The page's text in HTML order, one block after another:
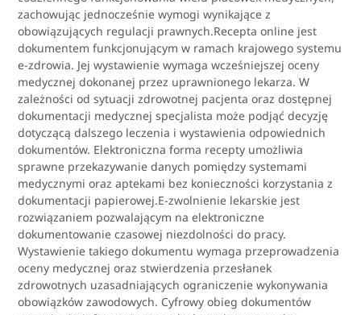
zachowując jednocześnie wymogi wynikające z
obowiązujących regulacji prawnych.Recepta online jest
dokumentem funkcjonującym w ramach krajowego systemu
e-zdrowia. Jej wystawienie wymaga wcześniejszej oceny
medycznej dokonanej przez uprawnionego lekarza. W
zależności od sytuacji zdrowotnej pacjenta oraz dostępnej
dokumentacji medycznej specjalista może podjąć decyzję
dotyczącą dalszego leczenia i wystawienia odpowiednich
dokumentów. Elektroniczna forma recepty umożliwia
sprawne przekazywanie danych pomiędzy systemami
medycznymi oraz aptekami bez konieczności korzystania z
dokumentacji papierowej.E-zwolnienie lekarskie jest
rozwiązaniem pozwalającym na elektroniczne
dokumentowanie czasowej niezdolności do pracy.
Wystawienie takiego dokumentu wymaga przeprowadzenia
oceny medycznej oraz stwierdzenia przesłanek
zdrowotnych uzasadniających ograniczenie wykonywania
obowiązków zawodowych. Cyfrowy obieg dokumentów